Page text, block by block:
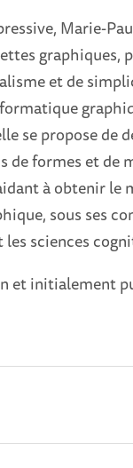
Marie-
graphiques,
et de
se propose de
de formes et de
à obtenir
sous ses
sciences
et initialement